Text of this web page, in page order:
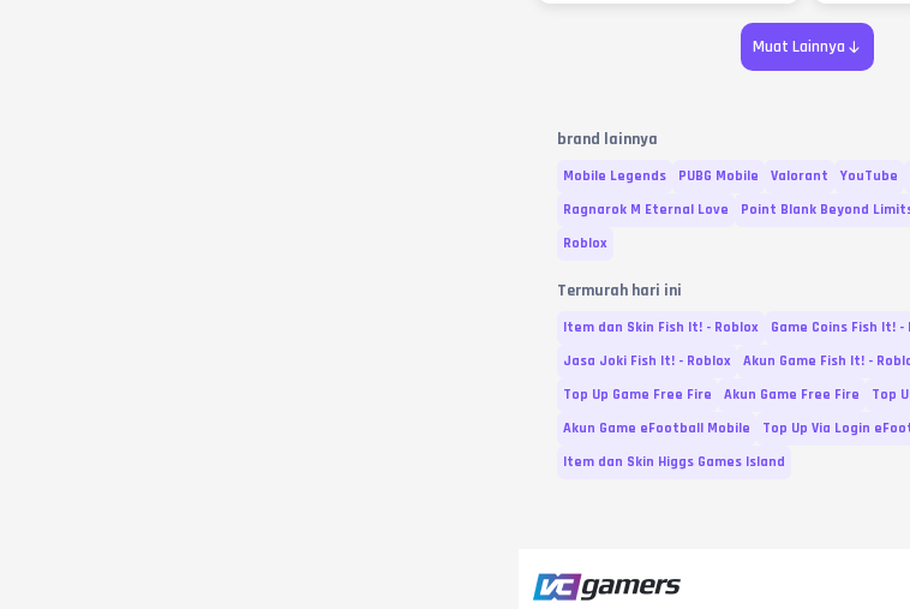
Muat Lainnya
brand lainnya
Mobile Legends PUBG Mobile Valorant YouTube
Ragnarok M Eternal Love
Point Blank Beyond
Roblox
Termurah hari ini
Item dan Skin Fish It! - Roblox
Game Coins Fish It! -
Jasa Joki Fish It! - Roblox
Akun Game Fish It! -
Top Up Game Free Fire
Akun Game Free Fire
Top
Akun Game eFootball Mobile
Top Up Via Login
Item dan Skin Higgs Games Island